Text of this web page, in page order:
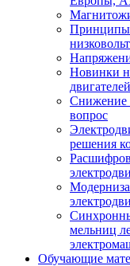
Принципы
Новинки
двигателей
Снижение
вопрос
решения
мельниц
Обучающие